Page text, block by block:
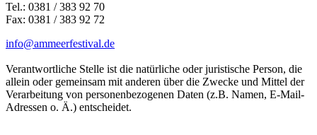
Tel.: 0381 / 383 92 70
Fax: 0381 / 383 92 72
info@ammeerfestival.de
Verantwortliche Stelle ist die natürliche oder juristische Person, die
allein oder gemeinsam mit anderen über die Zwecke und Mittel der
Verarbeitung von personenbezogenen Daten (z.B. Namen, E-Mail-
Adressen o. Ä.) entscheidet.